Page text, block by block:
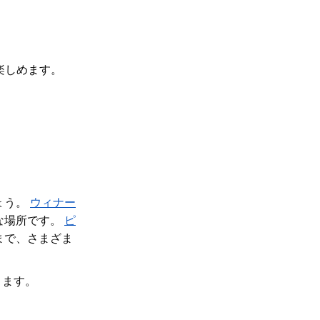
めます。
。
ウィナー
所です。
ピ
、さまざま
す。